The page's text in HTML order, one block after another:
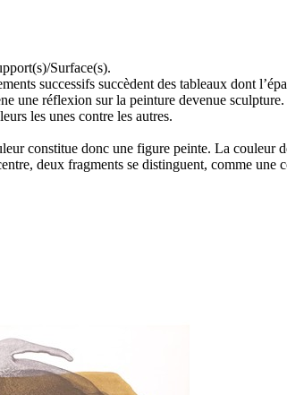
Surface(s).
successifs succèdent des tableaux dont
une réflexion sur la peinture devenue
les unes contre les autres.
constitue donc une figure peinte. La couleur
deux fragments se distinguent, comme